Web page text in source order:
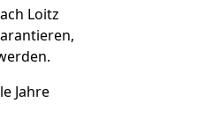
Loitz
Jahre